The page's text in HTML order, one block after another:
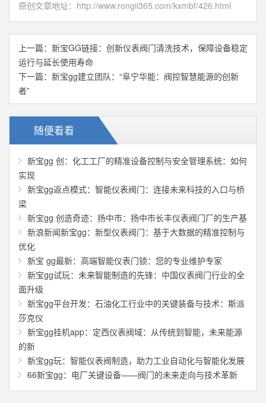
原创文章地址： http://www.rongii365.com/kxmbf/426.html
上一篇： 新宝GG链接：创新仪表阀门清洗技术，保障设备稳定
运行与延长使用寿命
下一篇： 新宝gg建立团队：“阜宁华能：阀控智慧能源的创新
者”
随便看看
新宝gg 创：化工工厂的精准设备控制与安全管理系统：如何
实现
新宝gg返点模式：智能仪表阀门：连接未来科技的入口与桥
梁
新宝gg 创造奇迹：扬中市：扬中市长丰仪表阀门厂的生产基
新浪新闻新宝gg：新型仪表阀门：基于大数据的精准控制与
优化
新宝 gg最新：高端智能仪表门锁：您的专业维护专家
新宝gg试玩：未来智能制造的先锋：中国仪表阀门行业的全
面升级
新宝gg平台开发：石油化工行业中的关键装备与技术：斯派
莎克仪
新宝gg挂机app：定西仪表阀域：从传统到智能，未来能源
的新
新宝gg玩：智能仪表阀制造，助力工业自动化与智能化发展
66新宝gg：电厂关键设备——阀门的未来走向与技术革新